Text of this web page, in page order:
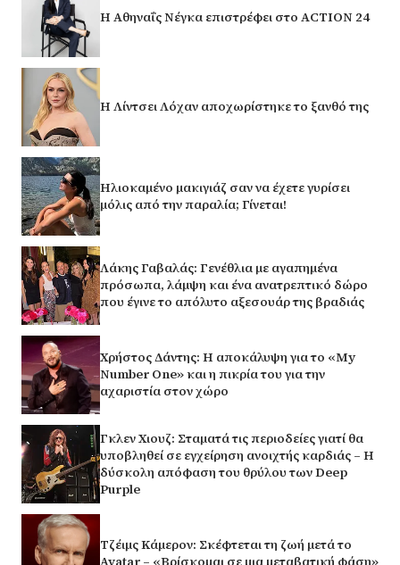
Η Αθηναΐς Νέγκα επιστρέφει στο ACTION 24
Η Λίντσει Λόχαν αποχωρίστηκε το ξανθό της
Ηλιοκαμένο μακιγιάζ σαν να έχετε γυρίσει
μόλις από την παραλία; Γίνεται!
Λάκης Γαβαλάς: Γενέθλια με αγαπημένα
πρόσωπα, λάμψη και ένα ανατρεπτικό δώρο
που έγινε το απόλυτο αξεσουάρ της βραδιάς
Χρήστος Δάντης: Η αποκάλυψη για το «My
Number One» και η πικρία του για την
αχαριστία στον χώρο
Γκλεν Χιουζ: Σταματά τις περιοδείες γιατί θα
υποβληθεί σε εγχείρηση ανοιχτής καρδιάς – Η
δύσκολη απόφαση του θρύλου των Deep
Purple
Τζέιμς Κάμερον: Σκέφτεται τη ζωή μετά το
Avatar – «Βρίσκομαι σε μια μεταβατική φάση»